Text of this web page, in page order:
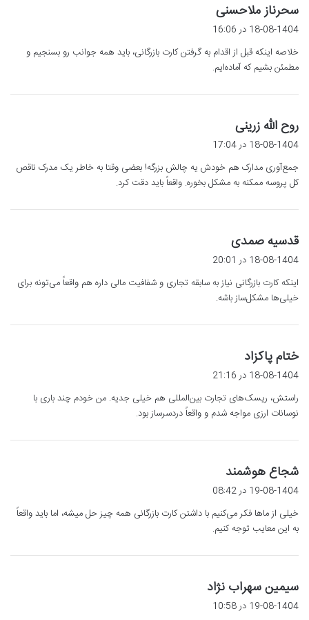
سحرناز ملاحسنی
ف
:
18-08-1404 در 16:06
خلاصه اینکه قبل از اقدام به گرفتن کارت بازرگانی، باید همه جوانب رو بسنجیم و
مطمئن بشیم که آماده‌ایم.
روح الله زرینی
ف
:
18-08-1404 در 17:04
جمع‌آوری مدارک هم خودش یه چالش بزرگه! بعضی وقتا به خاطر یک مدرک ناقص
کل پروسه ممکنه به مشکل بخوره. واقعاً باید دقت کرد.
قدسیه صمدی
ف
:
18-08-1404 در 20:01
اینکه کارت بازرگانی نیاز به سابقه تجاری و شفافیت مالی داره هم واقعاً می‌تونه برای
خیلی‌ها مشکل‌ساز باشه.
ختام پاکزاد
ت
:
18-08-1404 در 21:16
راستش، ریسک‌های تجارت بین‌المللی هم خیلی جدیه. من خودم چند باری با
نوسانات ارزی مواجه شدم و واقعاً دردسرساز بود.
شجاع هوشمند
ف
:
19-08-1404 در 08:42
خیلی از ماها فکر می‌کنیم با داشتن کارت بازرگانی همه چیز حل میشه، اما باید واقعاً
به این معایب توجه کنیم.
سیمین سهراب نژاد
19-08-1404 در 10:58